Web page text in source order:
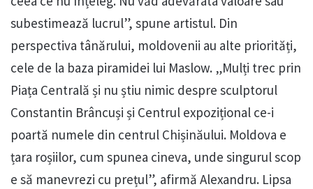
subestimează lucrul”, spune artistul. Din
perspectiva tânărului, moldovenii au alte priorități,
cele de la baza piramidei lui Maslow. „Mulți trec prin
Piața Centrală și nu știu nimic despre sculptorul
Constantin Brâncuși și Centrul expozițional ce-i
poartă numele din centrul Chișinăului. Moldova e
țara roșiilor, cum spunea cineva, unde singurul scop
e să manevrezi cu prețul”, afirmă Alexandru. Lipsa